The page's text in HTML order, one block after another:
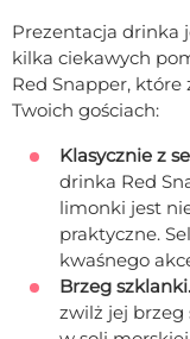
Prezentacja drinka
kilka ciekawych
Red Snapper, które
Twoich gościach:
Klasycznie z
drinka Red
limonki jest
praktyczne.
kwaśnego
Brzeg szklanki.
zwilż jej brzeg